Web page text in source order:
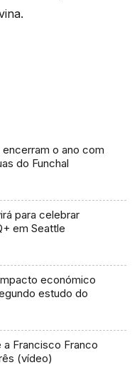
encerram o ano com
do Funchal
para celebrar
em Seattle
económico
estudo do
a Francisco Franco
(vídeo)